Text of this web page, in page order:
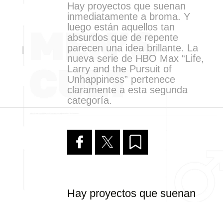
Hay proyectos que suenan
inmediatamente a broma. Y
luego están aquellos tan
absurdos que de repente
parecen una idea brillante. La
nueva serie de HBO Max “Life,
Larry and the Pursuit of
Unhappiness” pertenece
claramente a esta segunda
categoría.
Hay proyectos que suenan